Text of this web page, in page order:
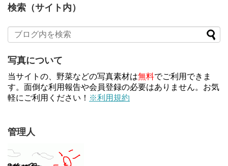
検索（サイト内）
写真について
当サイトの、野菜などの写真素材は無料でご利用できま
す。面倒な利用報告や会員登録の必要はありません。お気
軽にご利用ください！ ※利用規約
管理人